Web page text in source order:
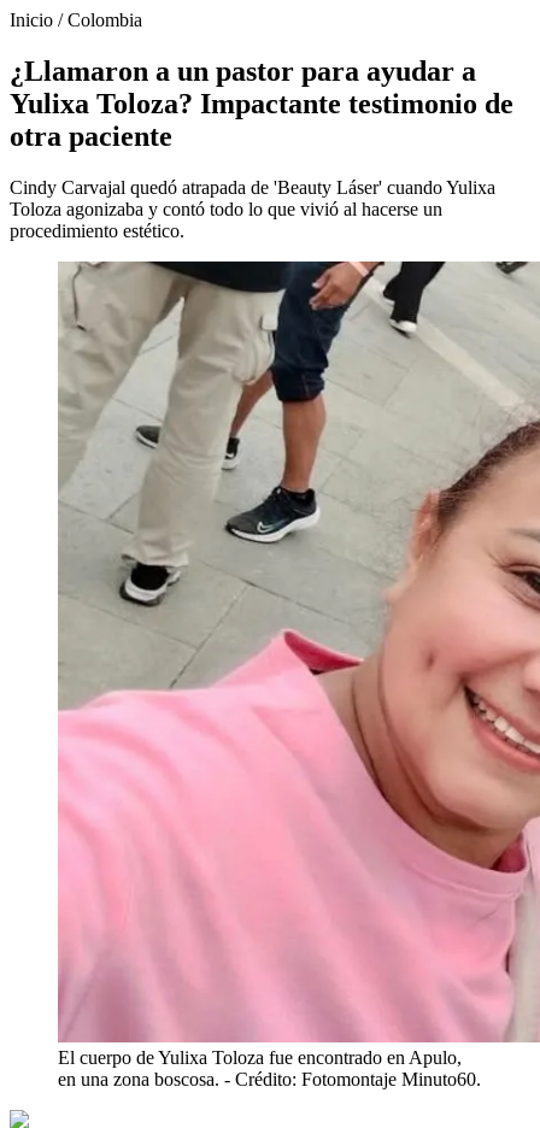
Inicio /Colombia
¿Llamaron a un pastor para ayudar a
Yulixa Toloza? Impactante testimonio de
otra paciente
Cindy Carvajal quedó atrapada de 'Beauty Láser' cuando Yulixa
Toloza agonizaba y contó todo lo que vivió al hacerse un
procedimiento estético.
El cuerpo de Yulixa Toloza fue encontrado en Apulo,
en una zona boscosa. - Crédito: Fotomontaje Minuto60.